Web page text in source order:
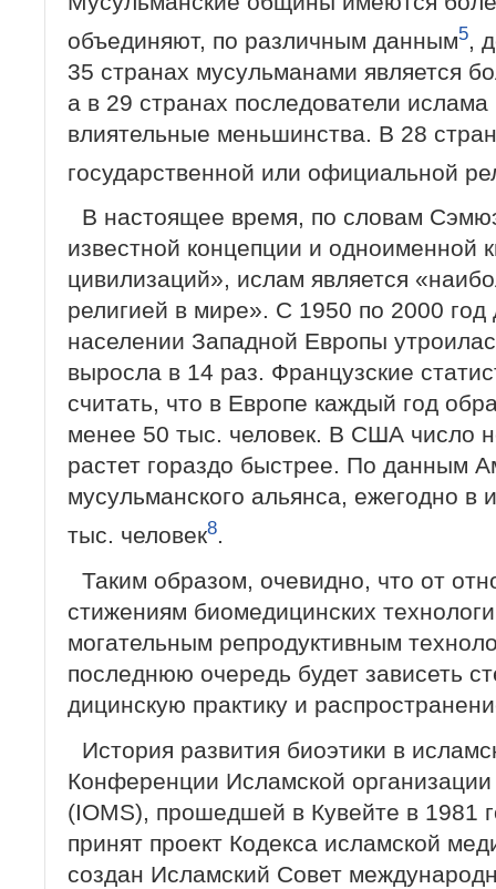
объединяют, по различным данным5 ,
35 странах мусульманами является
а в 29 странах последователи
влиятельные меньшинства. В 28
государственной или официальной
В настоящее время, по словам
известной концепции и одноименной
цивилизаций», ислам является
религией в мире». С 1950 по 2000
населении Западной Европы
выросла в 14 раз. Французские
считать, что в Европе каждый год
менее 50 тыс. человек. В США число
растет гораздо быстрее. По данным
мусульманского альянса, ежегодно в
тыс. человек8.
Таким образом, очевидно, что от
стижениям биомедицинских
могательным репродуктивным
последнюю очередь будет зависеть
дицинскую практику и
История развития биоэтики в
Конференции Исламской
(IOMS), прошедшей в Кувейте в 1981
принят проект Кодекса исламской
создан Исламский Совет